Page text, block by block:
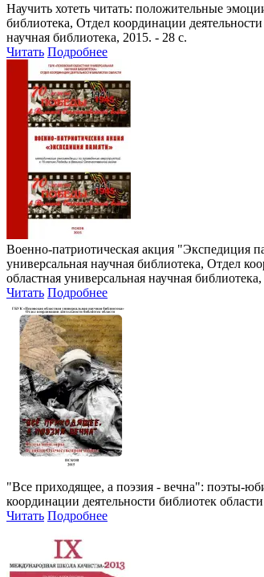
Научить хотеть читать: положительные
библиотека, Отдел координации
научная библиотека, 2015. - 28 с.
Читать Подробнее
Военно-патриотическая акция "Экспедиция
универсальная научная библиотека, Отдел
областная универсальная научная
Читать Подробнее
"Все приходящее, а поэзия - вечна": поэты-
координации деятельности библиотек
Читать Подробнее